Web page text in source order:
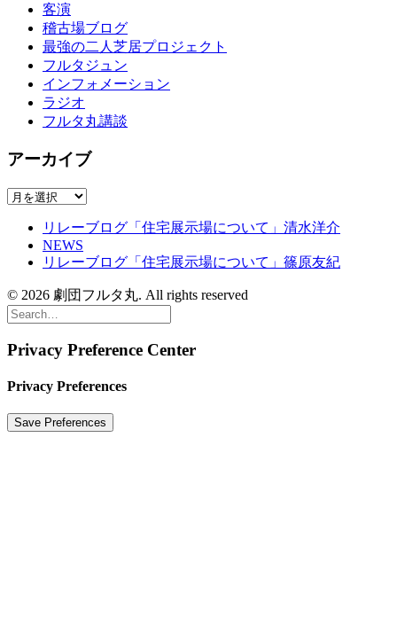
客演
稽古場ブログ
最強の二人芝居プロジェクト
フルタジュン
インフォメーション
ラジオ
フルタ丸講談
アーカイブ
ア
リレーブログ「住宅展示場について」清水洋介
NEWS
リレーブログ「住宅展示場について」篠原友紀
© 2026 劇団フルタ丸. All rights reserved
Privacy Preference Center
Privacy Preferences